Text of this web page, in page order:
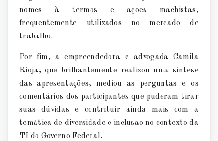
nomes à termos e ações machistas,
frequentemente utilizados no mercado de
trabalho.
Por fim, a empreendedora e advogada Camila
Rioja, que brilhantemente realizou uma síntese
das apresentações, mediou as perguntas e os
comentários dos participantes que puderam tirar
suas dúvidas e contribuir ainda mais com a
temática de diversidade e inclusão no contexto da
TI do Governo Federal.